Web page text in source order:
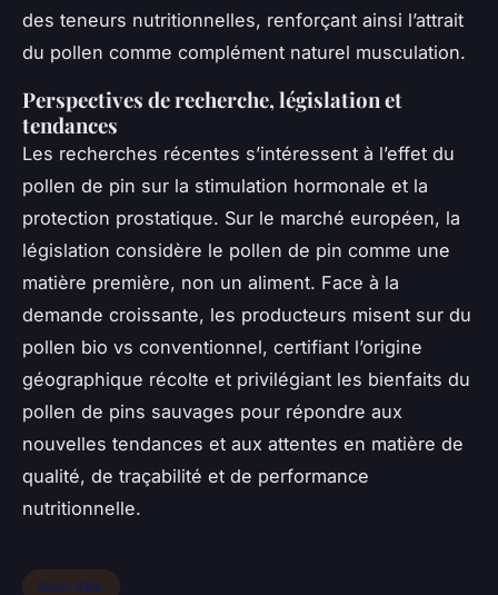
des teneurs nutritionnelles, renforçant ainsi l’attrait
du pollen comme complément naturel musculation.
Perspectives de recherche, législation et
tendances
Les recherches récentes s’intéressent à l’effet du
pollen de pin sur la stimulation hormonale et la
protection prostatique. Sur le marché européen, la
législation considère le pollen de pin comme une
matière première, non un aliment. Face à la
demande croissante, les producteurs misent sur du
pollen bio vs conventionnel, certifiant l’origine
géographique récolte et privilégiant les bienfaits du
pollen de pins sauvages pour répondre aux
nouvelles tendances et aux attentes en matière de
qualité, de traçabilité et de performance
nutritionnelle.
Bien-être